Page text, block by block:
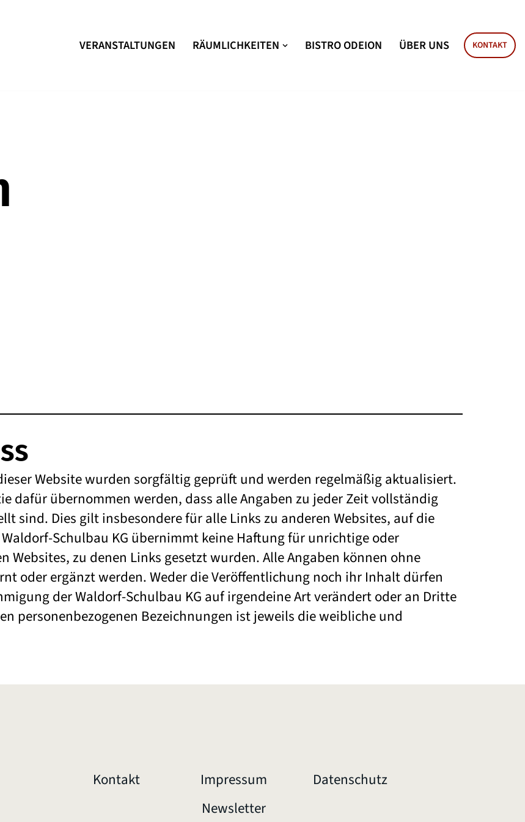
VERANSTALTUNGEN RÄUMLICHKEITEN BISTRO ODEION ÜBER UNS KONTAKT
Website wurden sorgfältig geprüft und werden regelmäßig aktualisiert.
dafür übernommen werden, dass alle Angaben zu jeder Zeit vollständig
sind. Dies gilt insbesondere für alle Links zu anderen Websites, auf die
Schulbau KG übernimmt keine Haftung für unrichtige oder
zu denen Links gesetzt wurden. Alle Angaben können ohne
oder ergänzt werden. Weder die Veröffentlichung noch ihr Inhalt dürfen
der Waldorf-Schulbau KG auf irgendeine Art verändert oder an Dritte
personenbezogenen Bezeichnungen ist jeweils die weibliche und
Kontakt Impressum
Datenschutz
Newsletter